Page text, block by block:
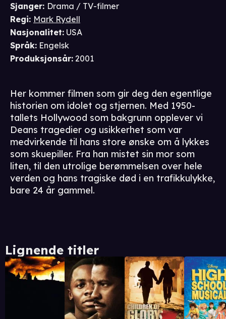
Sjanger: Drama / TV-filmer
Regi: Mark Rydell
Nasjonalitet: USA
Språk: Engelsk
Produksjonsår: 2001
Her kommer filmen som gir deg den egentlige
historien om idolet og stjernen. Med 1950-
tallets Hollywood som bakgrunn opplever vi
Deans tragedier og usikkerhet som var
medvirkende til hans store ønske om å lykkes
som skuepiller. Fra han mistet sin mor som
liten, til den utrolige berømmelsen over hele
verden og hans tragiske død i en trafikkulykke,
bare 24 år gammel.
Lignende titler